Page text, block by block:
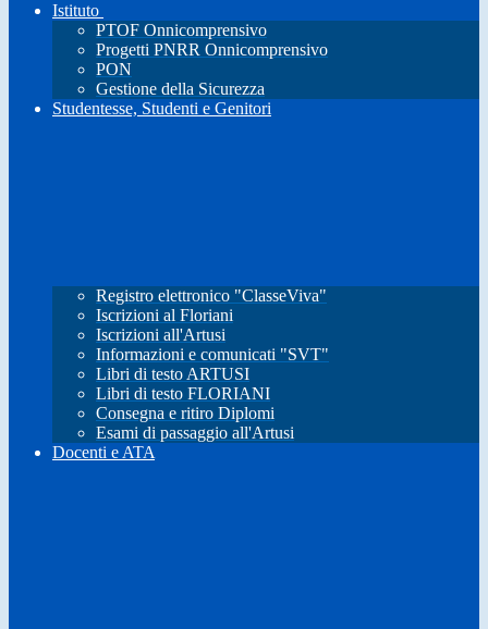
Istituto
PTOF Onnicomprensivo
Progetti PNRR Onnicomprensivo
PON
Gestione della Sicurezza
Studentesse, Studenti e Genitori
Registro elettronico "ClasseViva"
Iscrizioni al Floriani
Iscrizioni all'Artusi
Informazioni e comunicati "SVT"
Libri di testo ARTUSI
Libri di testo FLORIANI
Consegna e ritiro Diplomi
Esami di passaggio all'Artusi
Docenti e ATA